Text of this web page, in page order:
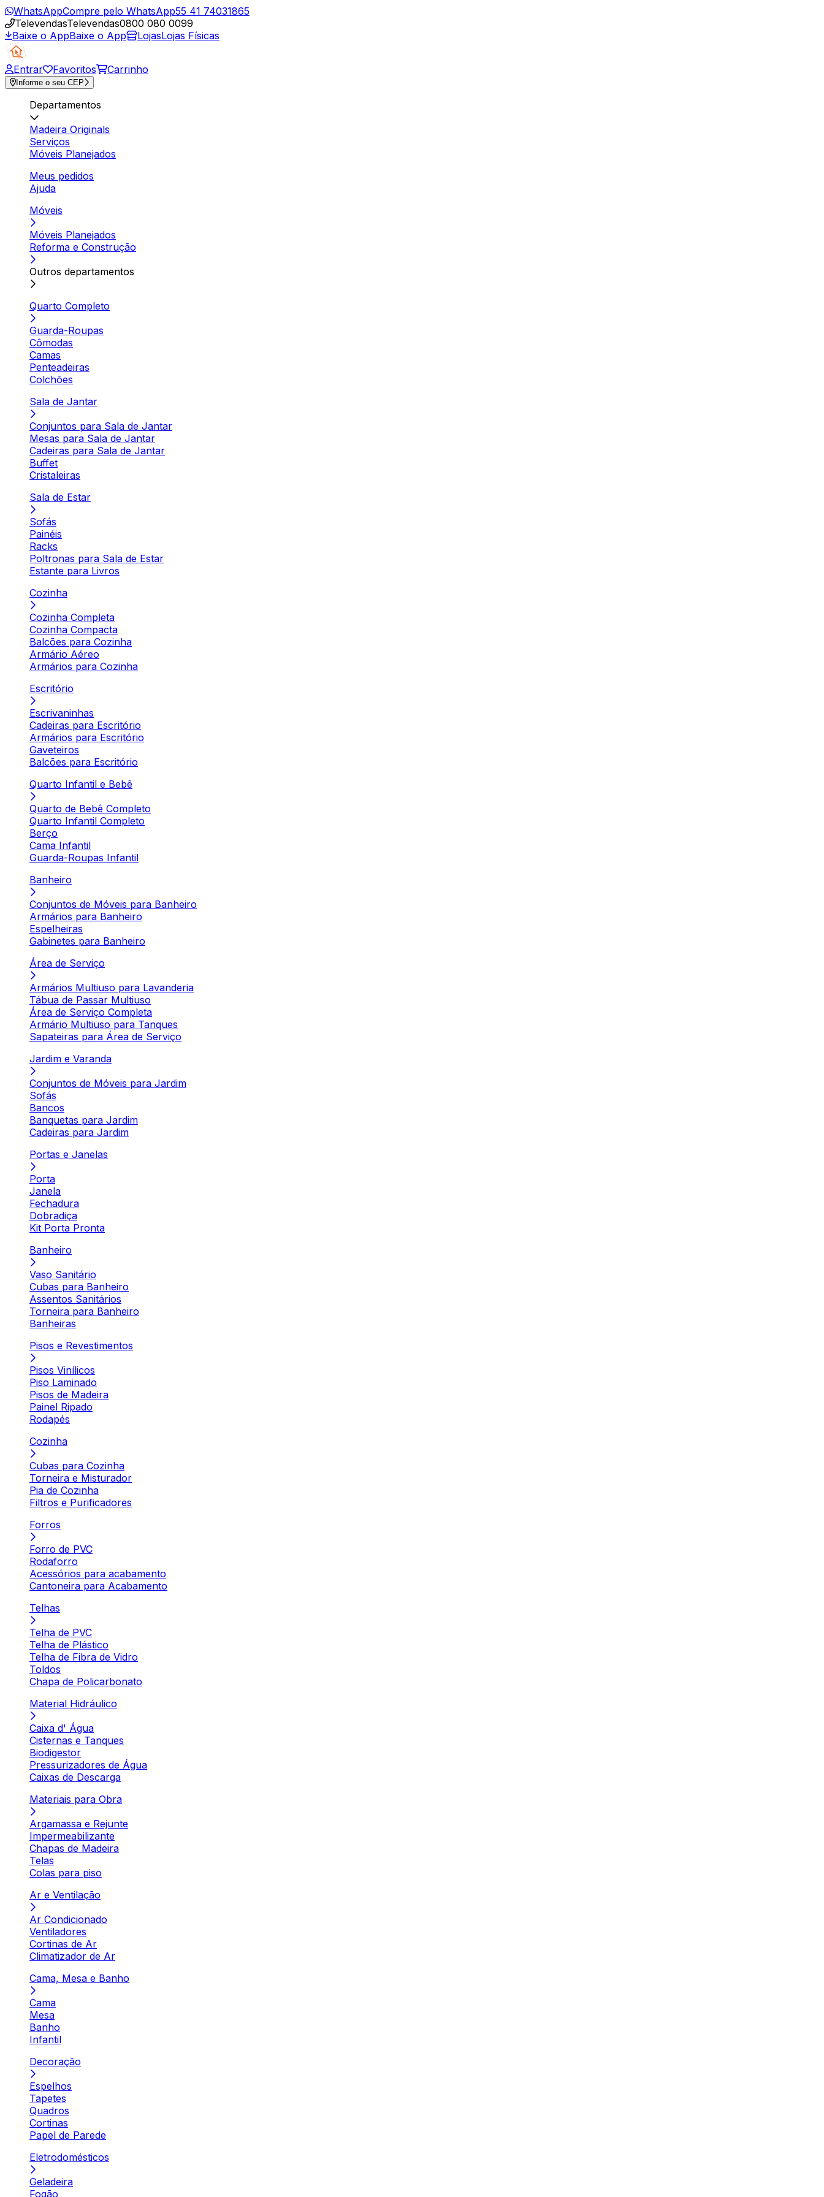
WhatsAppCompre pelo WhatsApp55 41 74031865
TelevendasTelevendas0800 080 0099
Baixe o AppBaixe o App LojasLojas Físicas
Entrar Favoritos Carrinho
Informe o seu CEP
Departamentos
Madeira Originals
Serviços
Móveis Planejados
Meus pedidos
Ajuda
Móveis
Móveis Planejados
Reforma e Construção
Outros departamentos
Quarto Completo
Guarda-Roupas
Cômodas
Camas
Penteadeiras
Colchões
Sala de Jantar
Conjuntos para Sala de Jantar
Mesas para Sala de Jantar
Cadeiras para Sala de Jantar
Buffet
Cristaleiras
Sala de Estar
Sofás
Painéis
Racks
Poltronas para Sala de Estar
Estante para Livros
Cozinha
Cozinha Completa
Cozinha Compacta
Balcões para Cozinha
Armário Aéreo
Armários para Cozinha
Escritório
Escrivaninhas
Cadeiras para Escritório
Armários para Escritório
Gaveteiros
Balcões para Escritório
Quarto Infantil e Bebê
Quarto de Bebê Completo
Quarto Infantil Completo
Berço
Cama Infantil
Guarda-Roupas Infantil
Banheiro
Conjuntos de Móveis para Banheiro
Armários para Banheiro
Espelheiras
Gabinetes para Banheiro
Área de Serviço
Armários Multiuso para Lavanderia
Tábua de Passar Multiuso
Área de Serviço Completa
Armário Multiuso para Tanques
Sapateiras para Área de Serviço
Jardim e Varanda
Conjuntos de Móveis para Jardim
Sofás
Bancos
Banquetas para Jardim
Cadeiras para Jardim
Portas e Janelas
Porta
Janela
Fechadura
Dobradiça
Kit Porta Pronta
Banheiro
Vaso Sanitário
Cubas para Banheiro
Assentos Sanitários
Torneira para Banheiro
Banheiras
Pisos e Revestimentos
Pisos Vinílicos
Piso Laminado
Pisos de Madeira
Painel Ripado
Rodapés
Cozinha
Cubas para Cozinha
Torneira e Misturador
Pia de Cozinha
Filtros e Purificadores
Forros
Forro de PVC
Rodaforro
Acessórios para acabamento
Cantoneira para Acabamento
Telhas
Telha de PVC
Telha de Plástico
Telha de Fibra de Vidro
Toldos
Chapa de Policarbonato
Material Hidráulico
Caixa d' Água
Cisternas e Tanques
Biodigestor
Pressurizadores de Água
Caixas de Descarga
Materiais para Obra
Argamassa e Rejunte
Impermeabilizante
Chapas de Madeira
Telas
Colas para piso
Ar e Ventilação
Ar Condicionado
Ventiladores
Cortinas de Ar
Climatizador de Ar
Cama, Mesa e Banho
Cama
Mesa
Banho
Infantil
Decoração
Espelhos
Tapetes
Quadros
Cortinas
Papel de Parede
Eletrodomésticos
Geladeira
Fogão